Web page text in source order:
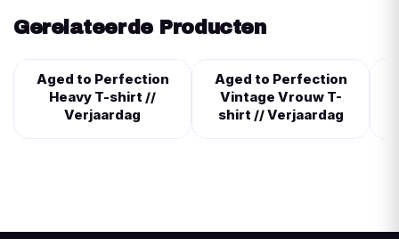
Gerelateerde Producten
Aged to Perfection
Heavy T-shirt //
Verjaardag
Aged to Perfection
Vintage Vrouw T-
shirt // Verjaardag